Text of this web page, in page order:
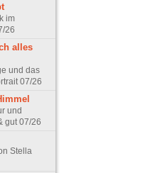
im
26
alles
und das
07/26
und
gut 07/26
Stella